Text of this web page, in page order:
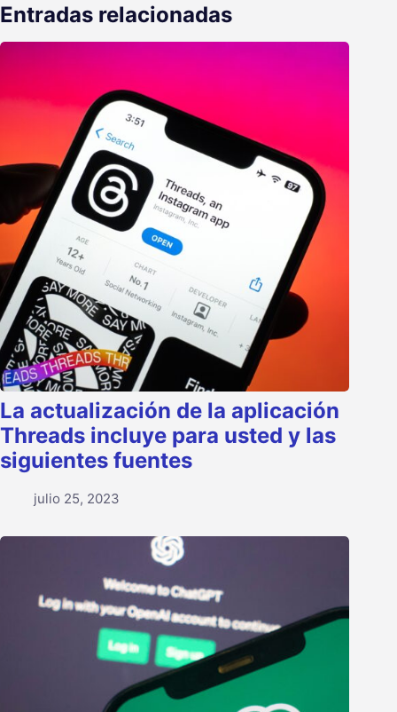
Entradas relacionadas
La actualización de la aplicación
Threads incluye para usted y las
siguientes fuentes
julio 25, 2023